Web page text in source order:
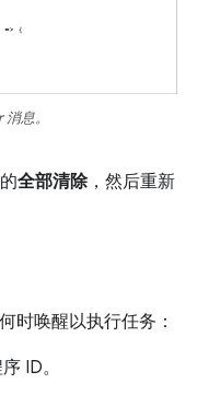
息。
全部清除，然后重新
时唤醒以执行任务：
ID。